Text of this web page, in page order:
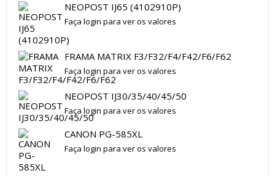
NEOPOST IJ65 (4102910P)
Faça login para ver os valores
FRAMA MATRIX F3/F32/F4/F42/F6/F62
Faça login para ver os valores
NEOPOST IJ30/35/40/45/50
Faça login para ver os valores
CANON PG-585XL
Faça login para ver os valores